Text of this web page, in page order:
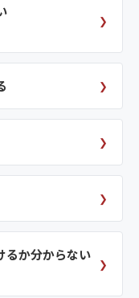
❯
❯
❯
❯
るか分からない
❯